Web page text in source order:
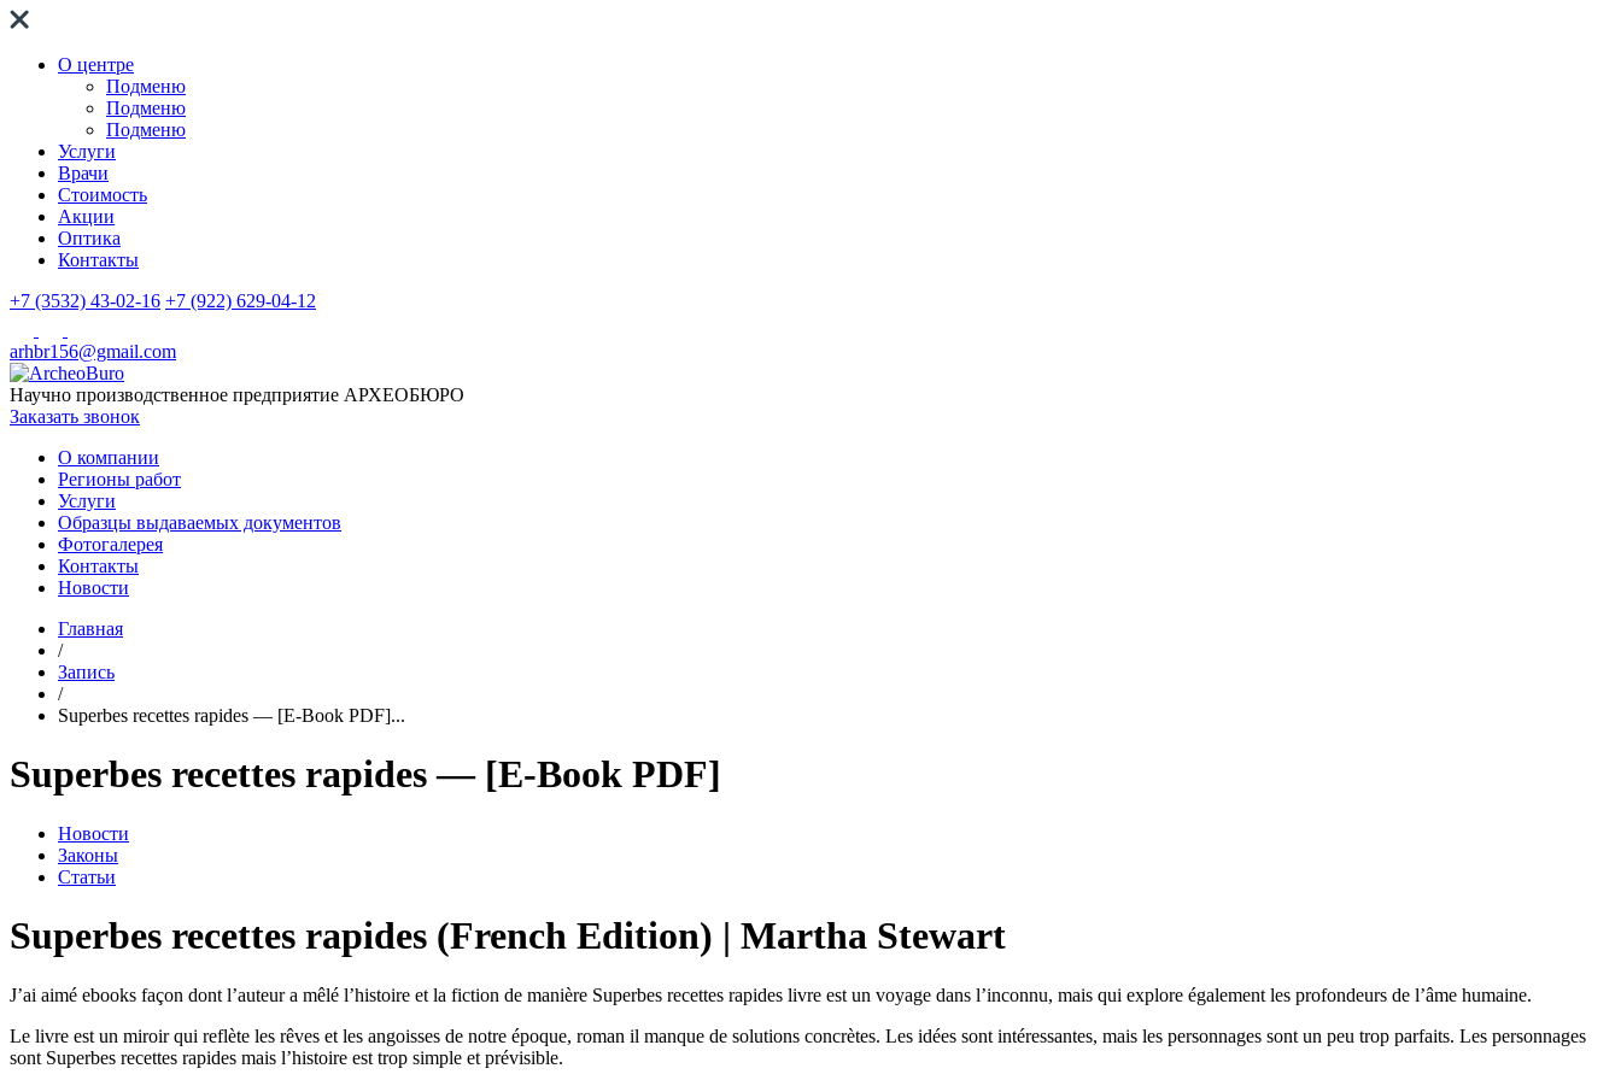
О центре
Подменю
Подменю
Подменю
Услуги
Врачи
Стоимость
Акции
Оптика
Контакты
+7 (3532) 43-02-16 +7 (922) 629-04-12
arhbr156@gmail.com
Научно производственное предприятие АРХЕОБЮРО
Заказать звонок
О компании
Регионы работ
Услуги
Образцы выдаваемых документов
Фотогалерея
Контакты
Новости
Главная
/
Запись
/
Superbes recettes rapides — [E-Book PDF]...
Superbes recettes rapides — [E-Book PDF]
Новости
Законы
Статьи
Superbes recettes rapides (French Edition) | Martha Stewart
J’ai aimé ebooks façon dont l’auteur a mêlé l’histoire et la fiction de manière Superbes recettes rapides livre est un voyage dans l’inconnu, mais qui explore également les profondeurs de l’âme humaine.
Le livre est un miroir qui reflète les rêves et les angoisses de notre époque, roman il manque de solutions concrètes. Les idées sont intéressantes, mais les personnages sont un peu trop parfaits. Les personnages
sont Superbes recettes rapides mais l’histoire est trop simple et prévisible.